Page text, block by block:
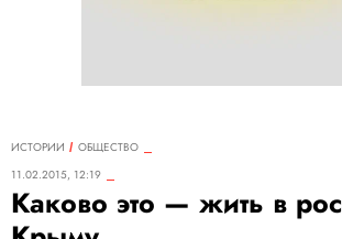
ИСТОРИИ
ОБЩЕСТВО
11.02.2015, 12:19
Каково это — жить в